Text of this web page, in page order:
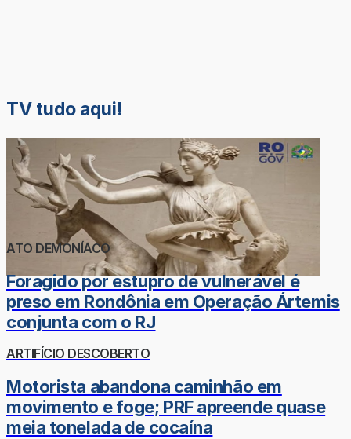
TV tudo aqui!
ATO DEMONÍACO
Foragido por estupro de vulnerável é
preso em Rondônia em Operação Ártemis
conjunta com o RJ
ARTIFÍCIO DESCOBERTO
Motorista abandona caminhão em
movimento e foge; PRF apreende quase
meia tonelada de cocaína